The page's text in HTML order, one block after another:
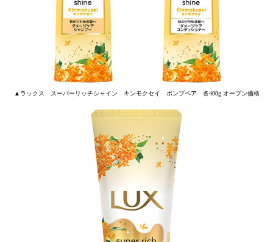
▲ラックス スーパーリッチシャイン キンモクセイ ポンプペア 各400g オープン価格